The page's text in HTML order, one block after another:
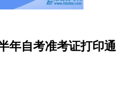
自考准考证打印通